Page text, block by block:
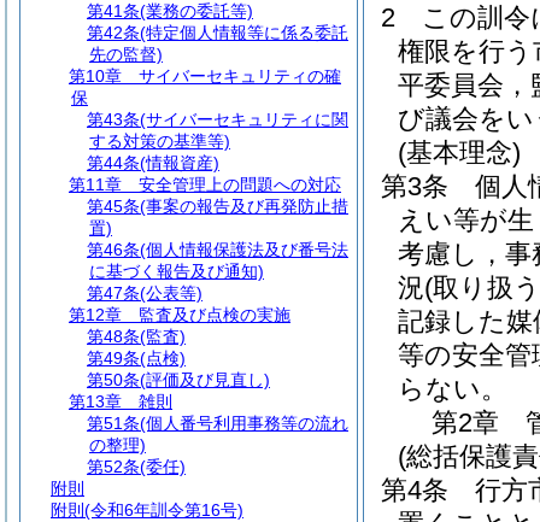
2
この訓令
権限を行
平委員会，
び議会を
(基本理念)
第3条
個人
えい等が
考慮し，事
況(取り扱
記録した
等の安全
らない。
第2章
(総括保護
第4条
行方
第41条(業務の委託等)
第42条(特定個人情報等に係る委託
先の監督)
第10章
サイバーセキュリティの確
保
第43条(サイバーセキュリティに関
する対策の基準等)
第44条(情報資産)
第11章
安全管理上の問題への対応
第45条(事案の報告及び再発防止措
置)
第46条(個人情報保護法及び番号法
に基づく報告及び通知)
第47条(公表等)
第12章
監査及び点検の実施
第48条(監査)
第49条(点検)
第50条(評価及び見直し)
第13章
雑則
第51条(個人番号利用事務等の流れ
の整理)
第52条(委任)
附則
附則 (令和6年訓令第16号)